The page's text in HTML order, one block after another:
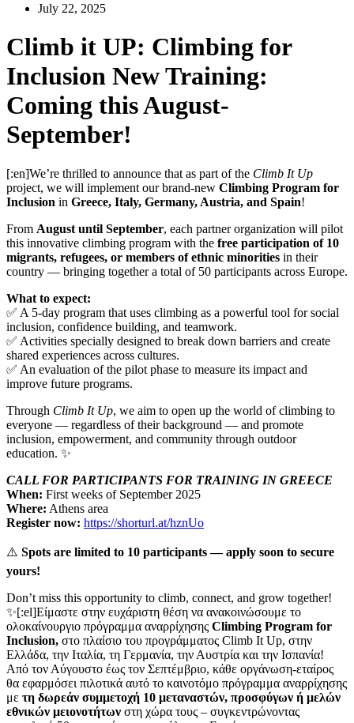
July 22, 2025
Climb it UP: Climbing for
Inclusion New Training:
Coming this August-
September!
[:en]We’re thrilled to announce that as part of the Climb It Up
project, we will implement our brand-new Climbing Program for
Inclusion in Greece, Italy, Germany, Austria, and Spain!
From August until September, each partner organization will pilot
this innovative climbing program with the free participation of 10
migrants, refugees, or members of ethnic minorities in their
country — bringing together a total of 50 participants across Europe.
What to expect:
✅ A 5-day program that uses climbing as a powerful tool for social
inclusion, confidence building, and teamwork.
✅ Activities specially designed to break down barriers and create
shared experiences across cultures.
✅ An evaluation of the pilot phase to measure its impact and
improve future programs.
Through Climb It Up, we aim to open up the world of climbing to
everyone — regardless of their background — and promote
inclusion, empowerment, and community through outdoor
education. ✨
CALL FOR PARTICIPANTS FOR TRAINING IN GREECE
When: First weeks of September 2025
Where: Athens area
Register now: https://shorturl.at/hznUo
⚠️ Spots are limited to 10 participants — apply soon to secure
yours!
Don’t miss this opportunity to climb, connect, and grow together!
‍✨[:el]Είμαστε στην ευχάριστη θέση να ανακοινώσουμε το
ολοκαίνουργιο πρόγραμμα αναρρίχησης Climbing Program for
Inclusion, στο πλαίσιο του προγράμματος Climb It Up, στην
Ελλάδα, την Ιταλία, τη Γερμανία, την Αυστρία και την Ισπανία!
Από τον Αύγουστο έως τον Σεπτέμβριο, κάθε οργάνωση-εταίρος
θα εφαρμόσει πιλοτικά αυτό το καινοτόμο πρόγραμμα αναρρίχησης
με τη δωρεάν συμμετοχή 10 μεταναστών, προσφύγων ή μελών
εθνικών μειονοτήτων στη χώρα τους – συγκεντρώνοντας